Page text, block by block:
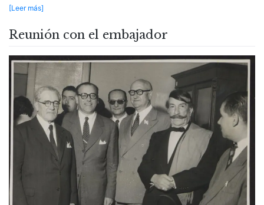
[Leer más]
Reunión con el embajador